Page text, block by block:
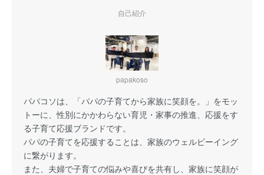
自己紹介
papakoso
パパコソは、「パパの子育てから家族に笑顔を。」をモッ
トーに、性別にかかわらない育児・家事の推進、応援をす
る子育て応援ブランドです。
パパの子育てを応援することは、家族のウェルビーイング
に繋がります。
また、夫婦で子育ての悩みや喜びを共有し、家族に笑顔が